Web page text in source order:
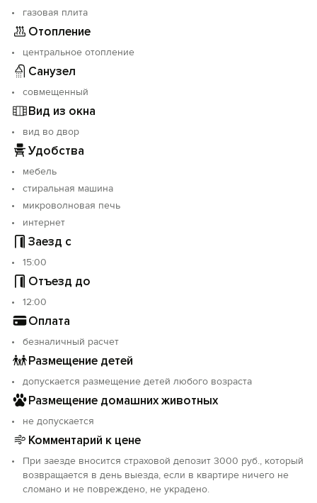
газовая плита
Отопление
центральное отопление
Санузел
совмещенный
Вид из окна
вид во двор
Удобства
мебель
стиральная машина
микроволновая печь
интернет
Заезд с
15:00
Отъезд до
12:00
Оплата
безналичный расчет
Размещение детей
допускается размещение детей любого возраста
Размещение домашних животных
не допускается
Комментарий к цене
При заезде вносится страховой депозит 3000 руб., который
возвращается в день выезда, если в квартире ничего не
сломано и не повреждено, не украдено.